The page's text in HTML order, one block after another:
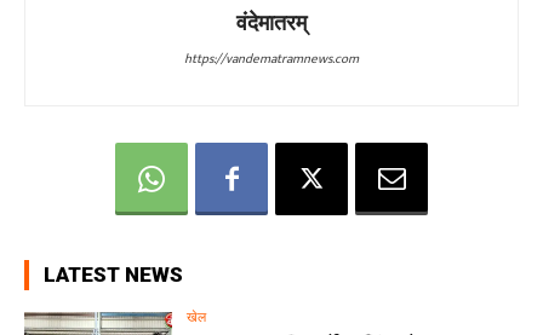
वंदेमातरम्
https://vandematramnews.com
LATEST NEWS
खेल